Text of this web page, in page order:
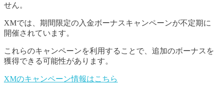
せん。
XMでは、期間限定の入金ボーナスキャンペーンが不定期に
開催されています。
これらのキャンペーンを利用することで、追加のボーナスを
獲得できる可能性があります。
XMのキャンペーン情報はこちら